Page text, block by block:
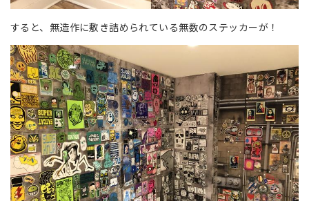
すると、無造作に敷き詰められている無数のステッカーが！